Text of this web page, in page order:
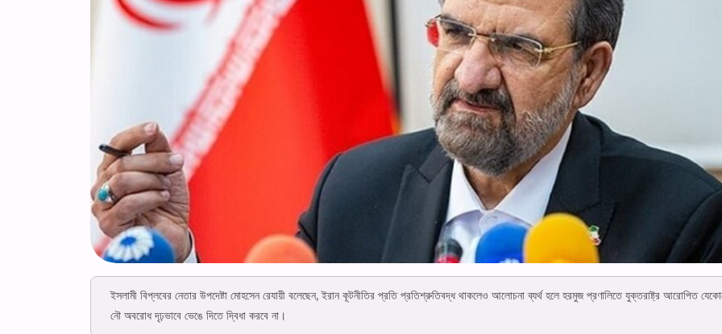
ইসলামী বিপ্লবের নেতার উপদেষ্টা মোহসেন রেযায়ী বলেছেন, ইরান কূটনীতির প্রতি প্রতিশ্রুতিবদ্ধ থাকলেও আলোচনা ব্যর্থ হলে হরমুজ প্রণালিতে যুক্তরাষ্ট্র আরোপিত
নৌ অবরোধ দৃঢ়ভাবে ভেঙে দিতে দ্বিধা করবে না।